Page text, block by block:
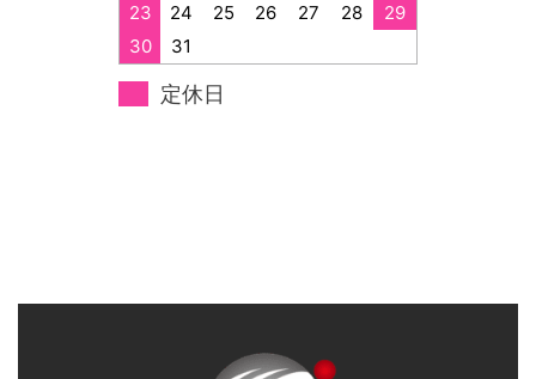
23
24 25 26 27 28
29
30
31
定休日